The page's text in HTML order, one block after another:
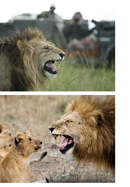
Show larger version
Show larger version